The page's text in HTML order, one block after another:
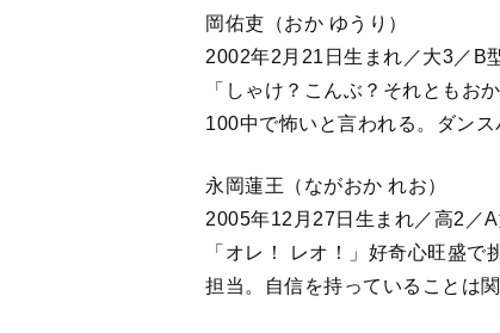
岡佑吏（おか ゆうり）
2002年2月21日生まれ／大3／B
「しゃけ？こんぶ？それともお
100中で怖いと言われる。ダン
永岡蓮王（ながおか れお）
2005年12月27日生まれ／高2／
「オレ！ レオ！」好奇心旺盛
担当。自信を持っていることは